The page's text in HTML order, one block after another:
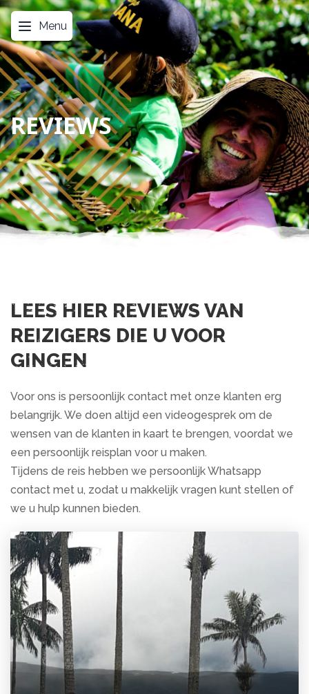
Menu
REVIEWS
LEES HIER REVIEWS VAN
REIZIGERS DIE U VOOR
GINGEN
Voor ons is persoonlijk contact met onze klanten erg
belangrijk. We doen altijd een videogesprek om de
wensen van de klanten in kaart te brengen, voordat we
een persoonlijk reisplan voor u maken.
Tijdens de reis hebben we persoonlijk Whatsapp
contact met u, zodat u makkelijk vragen kunt stellen of
we u hulp kunnen bieden.